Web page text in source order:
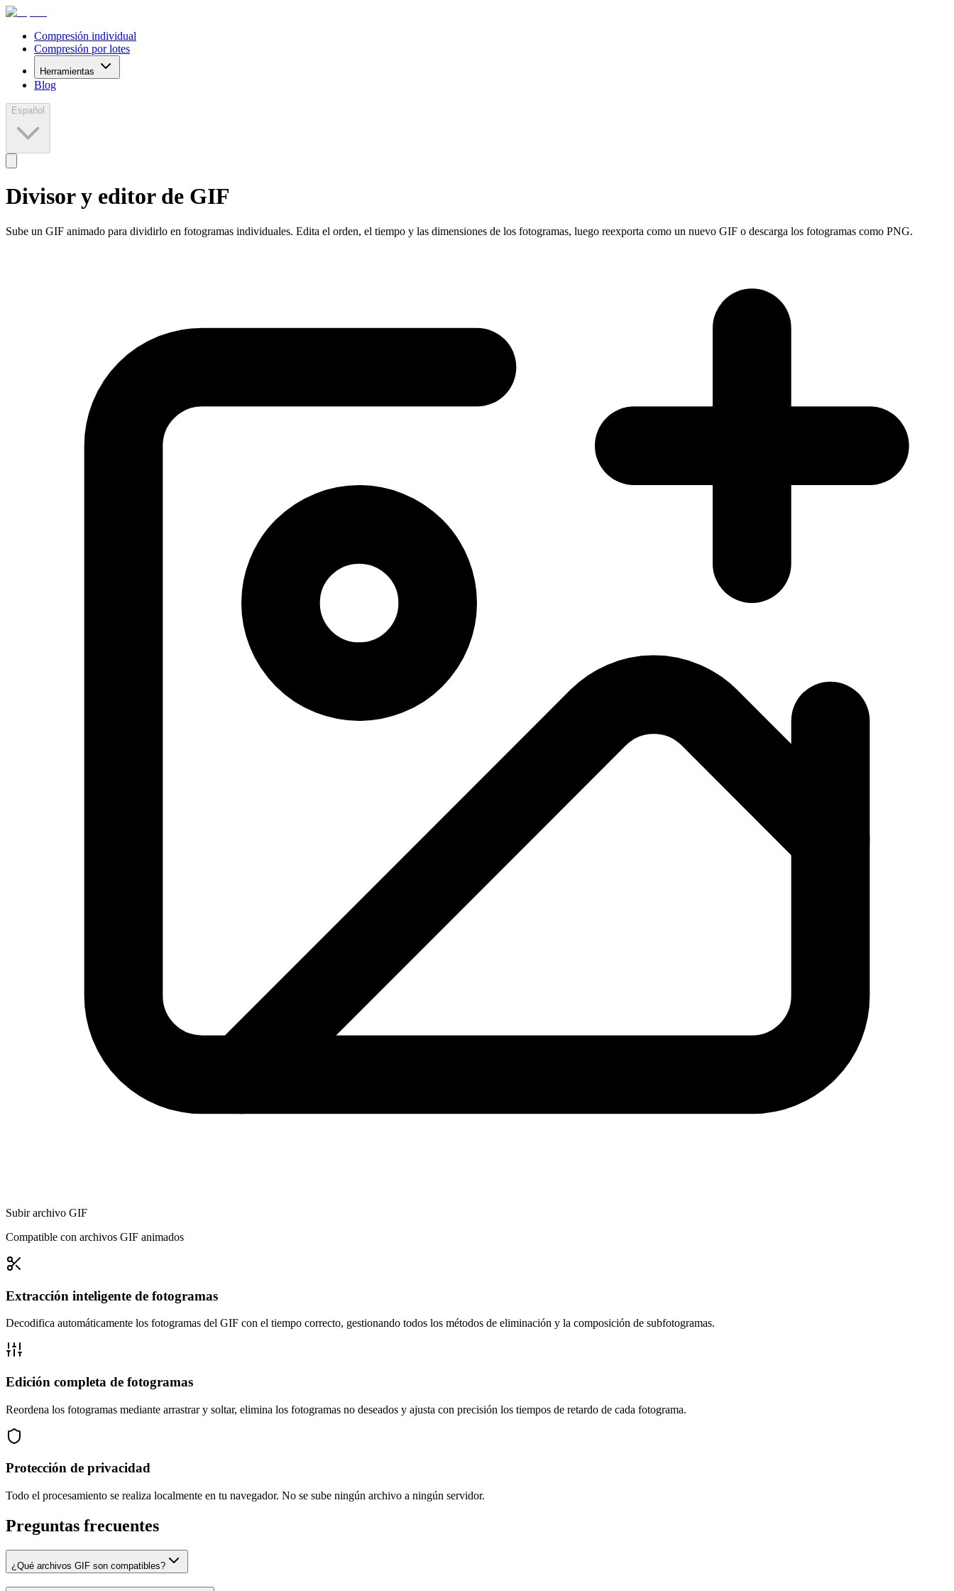
Compresión individual
Compresión por lotes
Herramientas
Blog
Español
Divisor y editor de GIF
Sube un GIF animado para dividirlo en fotogramas individuales. Edita el orden, el tiempo y las dimensiones de los fotogramas, luego reexporta como un nuevo GIF o descarga los fotogramas como PNG.
Subir archivo GIF
Compatible con archivos GIF animados
Extracción inteligente de fotogramas
Decodifica automáticamente los fotogramas del GIF con el tiempo correcto, gestionando todos los métodos de eliminación y la composición de subfotogramas.
Edición completa de fotogramas
Reordena los fotogramas mediante arrastrar y soltar, elimina los fotogramas no deseados y ajusta con precisión los tiempos de retardo de cada fotograma.
Protección de privacidad
Todo el procesamiento se realiza localmente en tu navegador. No se sube ningún archivo a ningún servidor.
Preguntas frecuentes
¿Qué archivos GIF son compatibles?